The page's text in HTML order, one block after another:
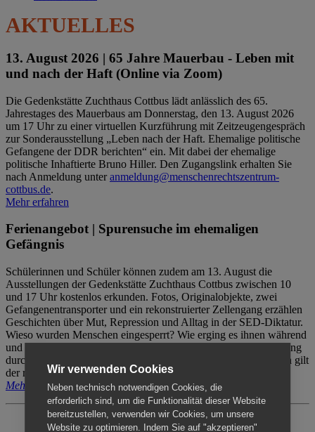
AKTUELLES
13. August 2026 | 65 Jahre Mauerbau - Leben mit
und nach der Haft (Online via Zoom)
Die Gedenkstätte Zuchthaus Cottbus lädt anlässlich des 65.
Jahrestages des Mauerbaus am Donnerstag, den 13. August 2026
um 17 Uhr zu einer virtuellen Kurzführung mit Zeitzeugengespräch
zur Sonderausstellung „Leben nach der Haft. Ehemalige politische
Gefangene der DDR berichten“ ein. Mit dabei der ehemalige
politische Inhaftierte Bruno Hiller. Den Zugangslink erhalten Sie
nach Anmeldung unteranmeldung@menschenrechtszentrum-
cottbus.de.
Mehr erfahren
Ferienangebot | Spurensuche im ehemaligen
Gefängnis
Schülerinnen und Schüler können zudem am 13. August die
Ausstellungen der Gedenkstätte Zuchthaus Cottbus zwischen 10
und 17 Uhr kostenlos erkunden. Fotos, Originalobjekte, zwei
Gefangenentransporter und ein rekonstruierter Zellengang erzählen
Geschichten über Mut, Repression und Alltag in der SED-Diktatur.
Wieso wurden Menschen eingesperrt? Wie erging es ihnen während
und nach der Haft? Der Besuch erfolgt individuell ohne Betreuung
durch das Menschenrechtszentrum Cottbus. Für Begleitpersonen gilt
der reguläre Eintritt (8€ / ermäßigt 5€).
Mehr erfahren
Wir verwenden Cookies
Neben technisch notwendigen Cookies, die
erforderlich sind, um die Funktionalität dieser Website
bereitzustellen, verwenden wir Cookies, um unsere
Website zu optimieren. Indem Sie auf "akzeptieren"